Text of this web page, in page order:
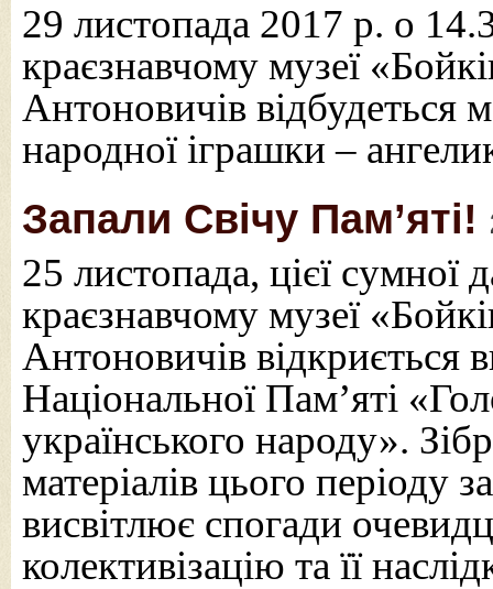
29 листопада 2017 р. о
краєзнавчому музеї
Антоновичів відбудеться
народної іграшки –
Запали Свічу Пам’яті!
25 листопада, цієї сумної
краєзнавчому музеї
Антоновичів відкриється
Національної Пам’яті
українського народу».
матеріалів цього періоду
висвітлює спогади
колективізацію та її